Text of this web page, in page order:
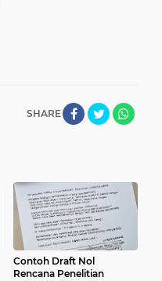
SHARE
Contoh Draft Nol
Rencana Penelitian